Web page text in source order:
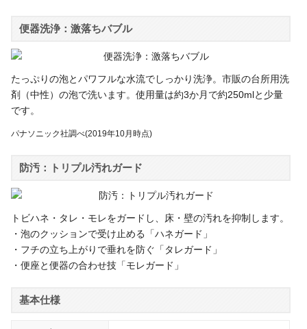
便器洗浄：激落ちバブル
たっぷりの泡とパワフルな水流でしっかり洗浄。市販の台所用洗
剤（中性）の泡で洗います。使用量は約3か月で約250mlと少量
です。
パナソニック社調べ(2019年10月時点)
防汚：トリプル汚れガード
トビハネ・タレ・モレをガードし、床・壁の汚れを抑制します。
・泡のクッションで受け止める「ハネガード」
・フチの立ち上がりで垂れを防ぐ「タレガード」
・便座と便器の合わせ技「モレガード」
基本仕様